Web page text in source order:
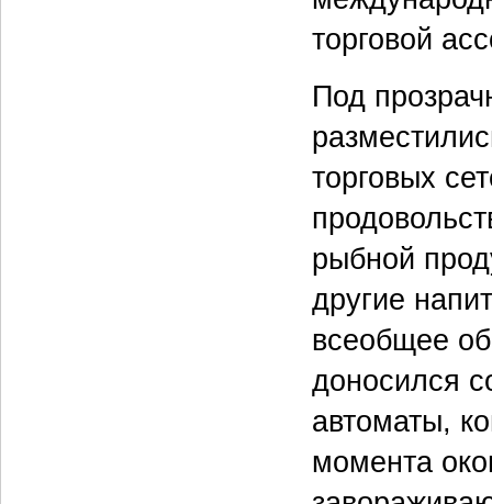
торговой
Под
торговых
рыбной
другие
всеобщее
доносился
автоматы,
момента